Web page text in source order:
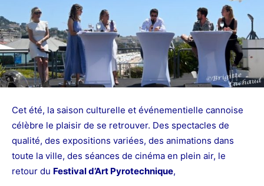
Cet été, la saison culturelle et événementielle cannoise
célèbre le plaisir de se retrouver. Des spectacles de
qualité, des expositions variées, des animations dans
toute la ville, des séances de cinéma en plein air, le
retour du Festival d’Art Pyrotechnique,